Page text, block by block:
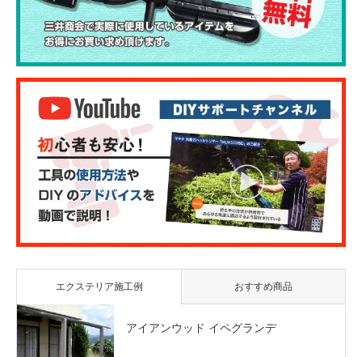
エクステリア施工例 おすすめ商品
アイアンウッド イペグランデ